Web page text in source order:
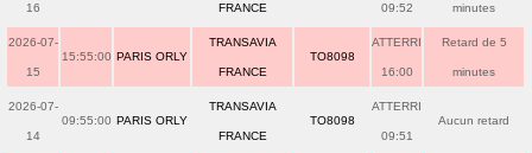
16 FRANCE 09:52 minutes
2026-07-
15
15:55:00 PARIS ORLY
TRANSAVIA
FRANCE
TO8098
ATTERRI
16:00
Retard de 5
minutes
2026-07-
14
09:55:00 PARIS ORLY
TRANSAVIA
FRANCE
TO8098
ATTERRI
09:51
Aucun retard